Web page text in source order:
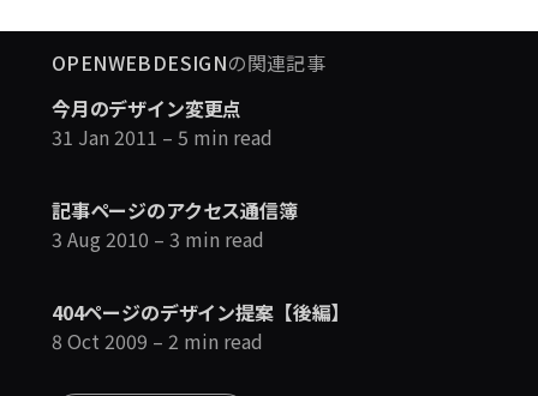
OPENWEBDESIGNの関連記事
今月のデザイン変更点
31 Jan 2011 – 5 min read
記事ページのアクセス通信簿
3 Aug 2010 – 3 min read
404ページのデザイン提案【後編】
8 Oct 2009 – 2 min read